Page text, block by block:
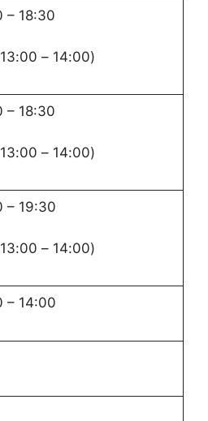
– 18:30
13:00 – 14:00)
– 18:30
13:00 – 14:00)
– 19:30
13:00 – 14:00)
– 14:00